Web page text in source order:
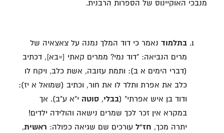
מנבכי האוקיינוס של הספרות הרבנית.
בתלמוד נאמר כי דוד המלך נמנה על צאצאיה של
מרים הנביאה: "דוד נמי? ממרים קאתי [=בא], דכתיב
(דברי הימים א ב): ותמת עזובה, אשת כלב, ויקח לו
כלב את אפרת ותלד לו את חור, וכתיב (שמואל א יז):
ודוד בן איש אפרתי" (בבלי, סוטה י"א ע"ב). אך
במקרא אין זכר לכך שמרים נישאה והולידה ילדים!
יתרה מכך, חז"ל עורכים שם שגיאה כפולה: ראשית,